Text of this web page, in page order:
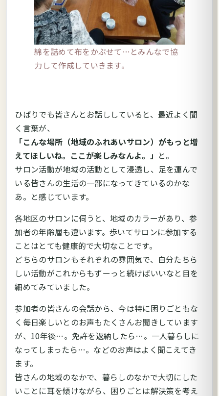
綿を詰めて布をかぶせて…とみんなで協
力して作成していきます。
ひばりでも皆さんとお話ししていると、最近よく聞
く言葉が、
「こんな場所（地域のふれあいサロン）がもっと増
えてほしいね。ここが楽しみなんよ。」 と。
サロン活動が地域の活動として浸透し、足を運んで
いる皆さんの生活の一部になってきているのかな
あ。と感じています。
各地区のサロンに伺うと、地域のカラーがあり、参
加者の年齢層も違います。歩いてサロンに参加する
ことはとても健康的で大切なことです。
どちらのサロンもそれぞれの雰囲気で、自分たちら
しい活動がこれからもずーっと続けばいいなと目を
細めてみていました。
参加者の皆さんの会話から、今は特に困りごともな
く毎日楽しいとのお声もたくさんお聞きしています
が、10年後…。免許を返納したら…。一人暮らしに
なってしまったら…。などのお声はよく聞こえてき
ます。
皆さんの地域のなかで、暮らしのなかで大切にした
いことに耳を傾けながら、困りごとは解決策を考え